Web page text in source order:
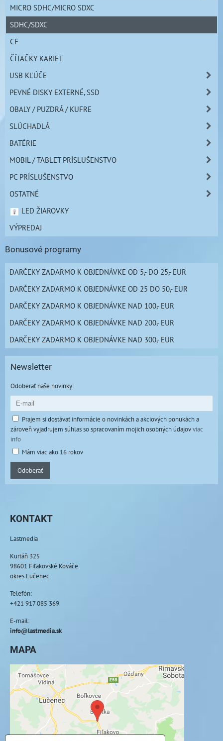
MICRO SDHC/MICRO SDXC
SDHC/SDXC
CF
ČÍTAČKY KARIET
USB KĽÚČE
PEVNÉ DISKY EXTERNÉ, SSD
OBALY / PUZDRÁ / KUFRE
SLÚCHADLÁ
BATÉRIE
MOBIL / TABLET PRÍSLUŠENSTVO
PC PRÍSLUŠENSTVO
OSTATNÉ
LED ŽIAROVKY
VÝPREDAJ
Bonusové programy
DARČEKY ZADARMO K OBJEDNÁVKE OD 5,- DO 25,- EUR
DARČEKY ZADARMO K OBJEDNÁVKE OD 25 DO 50,- EUR
DARČEKY ZADARMO K OBJEDNÁVKE NAD 100,- EUR
DARČEKY ZADARMO K OBJEDNÁVKE NAD 200,- EUR
DARČEKY ZADARMO K OBJEDNÁVKE NAD 300,- EUR
Newsletter
Odoberať naše novinky:
Prajem si dostávať informácie o novinkách a akciových ponukách a
zároveň vyjadrujem súhlas so spracovaním mojich osobných údajovviac
info
Mám viac ako 16 rokov
Odoberať
KONTAKT
Lastmedia
Kurtáň 325
98601 Fiľakovské Kováče
okres Lučenec
Telefón:
+421 917 085 369
E-mail:
info@lastmedia.sk
MAPA
Externý obsah je blokovaný Voľbami
súkromia
Prajete si načítať externý obsah?